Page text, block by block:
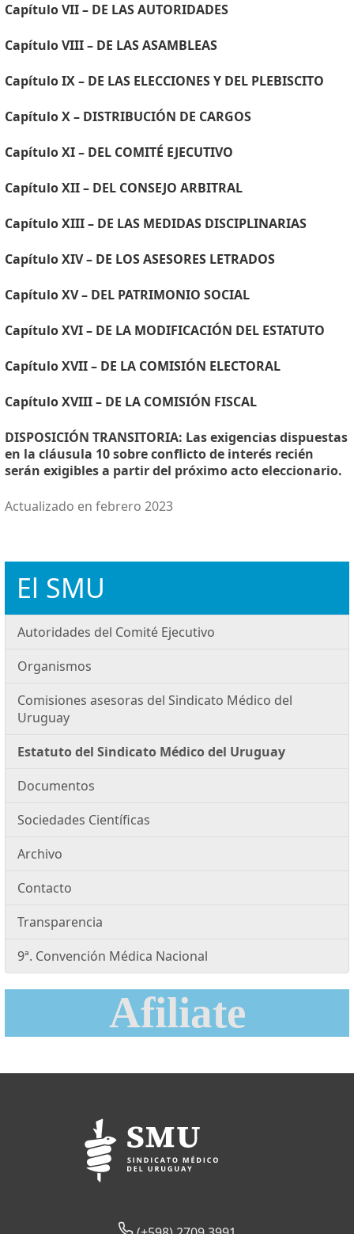
Capítulo VII – DE LAS AUTORIDADES
Capítulo VIII – DE LAS ASAMBLEAS
Capítulo IX – DE LAS ELECCIONES Y DEL PLEBISCITO
Capítulo X – DISTRIBUCIÓN DE CARGOS
Capítulo XI – DEL COMITÉ EJECUTIVO
Capítulo XII – DEL CONSEJO ARBITRAL
Capítulo XIII – DE LAS MEDIDAS DISCIPLINARIAS
Capítulo XIV – DE LOS ASESORES LETRADOS
Capítulo XV – DEL PATRIMONIO SOCIAL
Capítulo XVI – DE LA MODIFICACIÓN DEL ESTATUTO
Capítulo XVII – DE LA COMISIÓN ELECTORAL
Capítulo XVIII – DE LA COMISIÓN FISCAL
DISPOSICIÓN TRANSITORIA: Las exigencias dispuestas
en la cláusula 10 sobre conflicto de interés recién
serán exigibles a partir del próximo acto eleccionario.
Actualizado en febrero 2023
El SMU
Autoridades del Comité Ejecutivo
Organismos
Comisiones asesoras del Sindicato Médico del
Uruguay
Estatuto del Sindicato Médico del Uruguay
Documentos
Sociedades Científicas
Archivo
Contacto
Transparencia
9ª. Convención Médica Nacional
Afiliate